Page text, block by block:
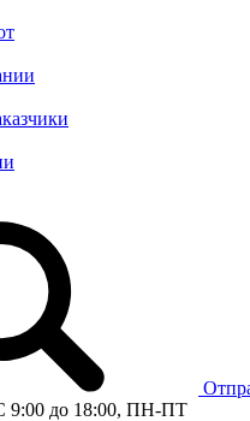
9:00 до 18:00, ПН-ПТ